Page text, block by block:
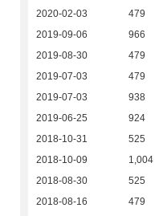
2020-02-03 479
2019-09-06
966
2019-08-30
479
2019-07-03
479
2019-07-03
938
2019-06-25
924
2018-10-31
525
2018-10-09
1,004
2018-08-30
525
2018-08-16
479